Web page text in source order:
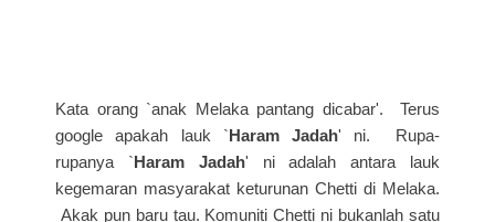
Kata orang `anak Melaka pantang dicabar'. Terus
google apakah lauk `Haram Jadah' ni. Rupa-
rupanya `Haram Jadah' ni adalah antara lauk
kegemaran masyarakat keturunan Chetti di Melaka.
Akak pun baru tau. Komuniti Chetti ni bukanlah satu